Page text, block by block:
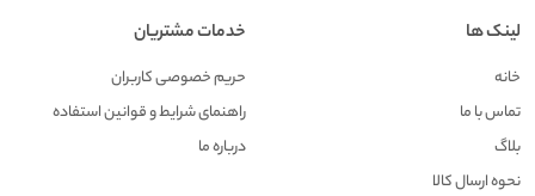
لینک ها
خانه
تماس با ما
بلاگ
نحوه ارسال کالا
خدمات مشتریان
حریم خصوصی کاربران
راهنمای شرایط و قوانین استفاده
درباره ما